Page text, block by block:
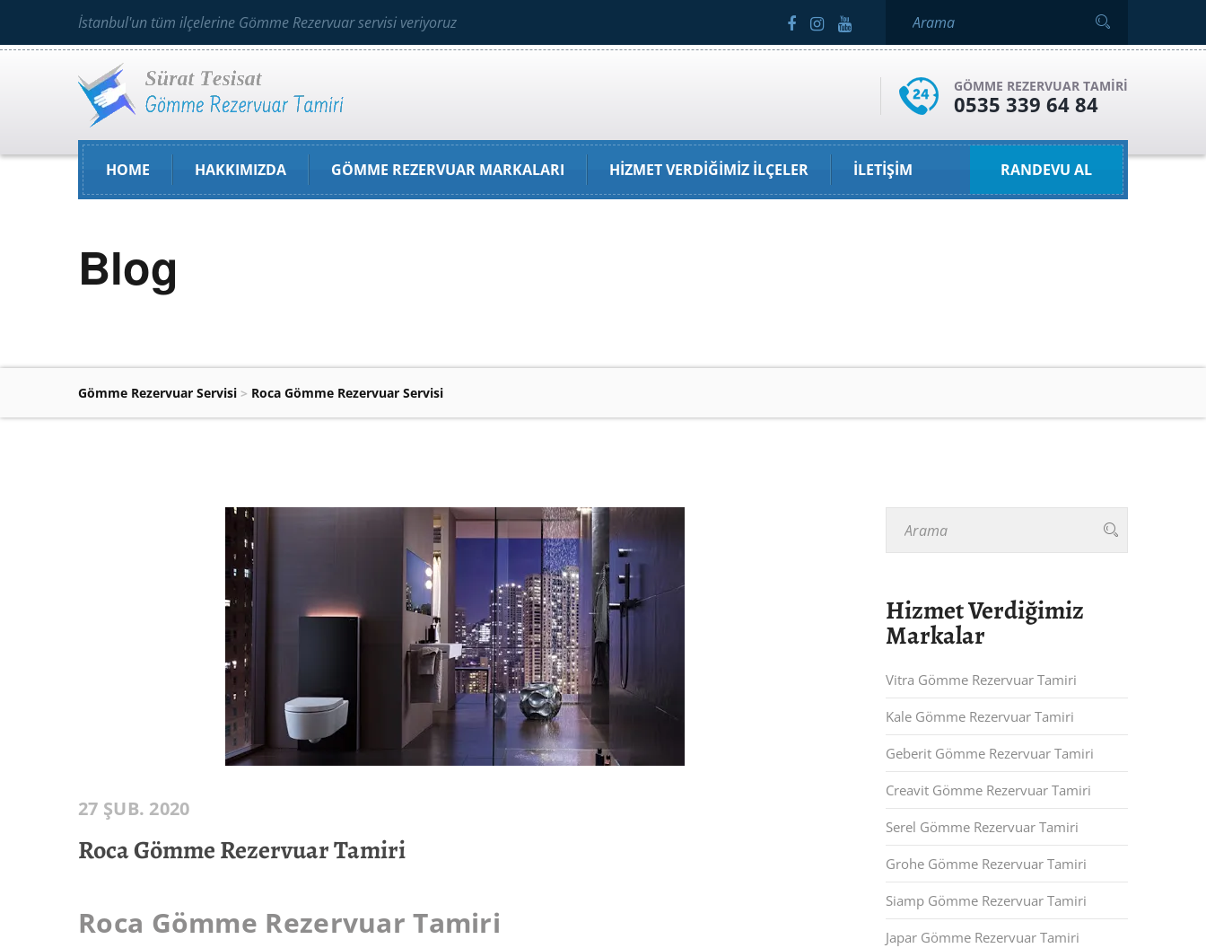
İstanbul'un tüm ilçelerine Gömme Rezervuar servisi veriyoruz
GÖMME REZERVUAR TAMIRI
0535 339 64 84
HOME HAKKIMIZDA GÖMME REZERVUAR MARKALARI HIZMET VERDIĞIMIZ İLÇELER İLETIŞIM RANDEVU AL
Blog
Gömme Rezervuar Servisi > Roca Gömme Rezervuar Servisi
27 ŞUB. 2020
Roca Gömme Rezervuar Tamiri
Roca Gömme Rezervuar Tamiri
Hizmet Verdiğimiz
Markalar
Vitra Gömme Rezervuar Tamiri
Kale Gömme Rezervuar Tamiri
Geberit Gömme Rezervuar Tamiri
Creavit Gömme Rezervuar Tamiri
Serel Gömme Rezervuar Tamiri
Grohe Gömme Rezervuar Tamiri
Siamp Gömme Rezervuar Tamiri
Japar Gömme Rezervuar Tamiri